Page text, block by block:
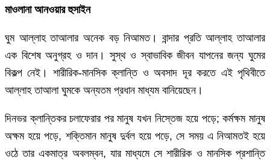
মাওলানা আনওয়ার হুসাইন
ঘুম আল্লাহ তাআলার অনেক বড় নিআমত। বান্দার প্রতি আল্লাহ তাআলার
এক বিশেষ অনুগ্রহ ও দান। সুস্থ ও স্বাভাবিক জীবন যাপনের জন্য ঘুমের
বিকল্প নেই। শারীরিক-মানসিক ক্লান্তি ও অবসাদ দূর করতে এই পৃথিবীতে
আল্লাহ তাআলা ঘুমকে অন্যতম প্রধান মাধ্যম বানিয়েছেন।
দিনভর ক্লান্তিকর চলাফেরার পর মানুষ যখন নিস্তেজ হয়ে পড়ে; কর্মক্ষম মানুষ
অক্ষম হয়ে পড়ে, শক্তিমান মানুষ দুর্বল হয়ে পড়ে, সে সময় এ নিআমতই হয়ে
ওঠে তার একমাত্র অবলম্বন, যার মাধ্যমে সে শারীরিক ও মানসিক প্রশান্তি